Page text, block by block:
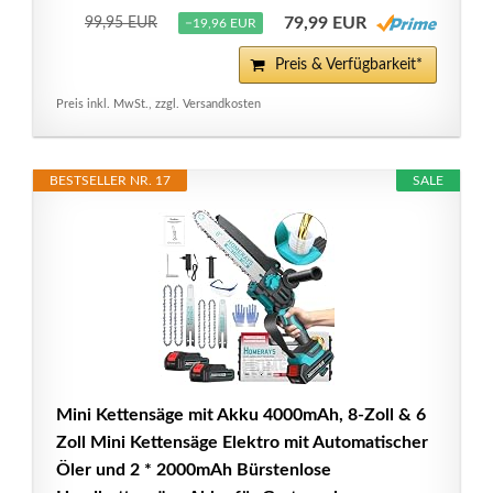
99,95 EUR −19,96 EUR 79,99 EUR
Preis & Verfügbarkeit*
Preis inkl. MwSt., zzgl. Versandkosten
SALE
BESTSELLER NR. 17
Mini Kettensäge mit Akku 4000mAh, 8-Zoll & 6
Zoll Mini Kettensäge Elektro mit Automatischer
Öler und 2 * 2000mAh Bürstenlose